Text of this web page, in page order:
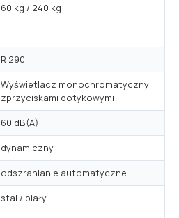
60 kg / 240 kg
R 290
Wyświetlacz monochromatyczny
zprzyciskami dotykowymi
60 dB(A)
dynamiczny
odszranianie automatyczne
stal / biały